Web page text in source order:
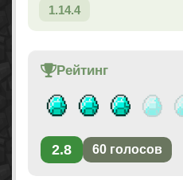
1.14.4
Рейтинг
2.8 60 голосов